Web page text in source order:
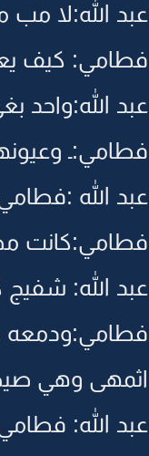
عبد الله:لا مب
فطامي: كيف
عبد
فطامي:ـ
عبد الله
فطامي:كانت
عبد الله: شفيج
اثمهى وهي
عبد الله: